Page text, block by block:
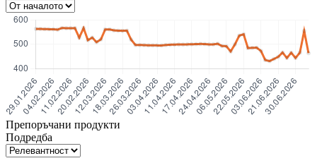
Препоръчани продукти
Подредба